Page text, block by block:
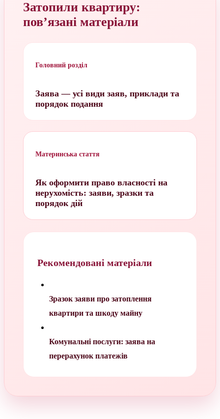
Затопили квартиру:
пов’язані матеріали
Головний розділ
Заява — усі види заяв, приклади та
порядок подання
Материнська стаття
Як оформити право власності на
нерухомість: заяви, зразки та
порядок дій
Рекомендовані матеріали
Зразок заяви про затоплення
квартири та шкоду майну
Комунальні послуги: заява на
перерахунок платежів